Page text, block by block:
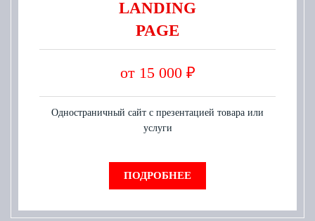
LANDING
PAGE
от 15 000 ₽
Одностраничный сайт с презентацией товара или
услуги
ПОДРОБНЕЕ